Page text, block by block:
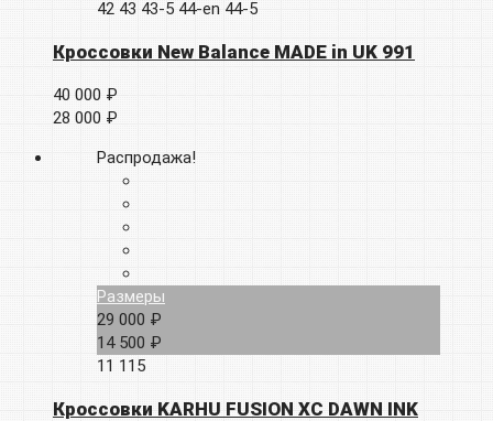
42 43 43-5 44-en 44-5
Кроссовки New Balance MADE in UK 991
40 000 ₽
28 000 ₽
Распродажа!
Размеры
29 000 ₽
14 500 ₽
11 115
Кроссовки KARHU FUSION XC DAWN INK